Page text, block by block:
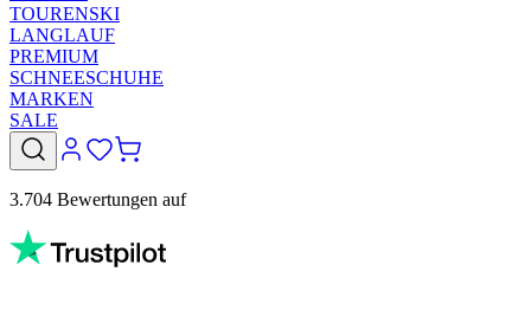
TOURENSKI
LANGLAUF
PREMIUM
SCHNEESCHUHE
MARKEN
SALE
3.704 Bewertungen auf